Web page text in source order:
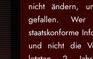
nicht ändern,
gefallen.
staatskonforme
und nicht die